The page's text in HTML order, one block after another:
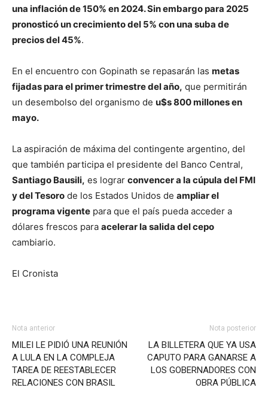
una inflación de 150% en 2024. Sin embargo para 2025
pronosticó un crecimiento del 5% con una suba de
precios del 45%.
En el encuentro con Gopinath se repasarán las metas
fijadas para el primer trimestre del año, que permitirán
un desembolso del organismo de u$s 800 millones en
mayo.
La aspiración de máxima del contingente argentino, del
que también participa el presidente del Banco Central,
Santiago Bausili, es lograr convencer a la cúpula del FMI
y del Tesoro de los Estados Unidos de ampliar el
programa vigente para que el país pueda acceder a
dólares frescos para acelerar la salida del cepo
cambiario.
El Cronista
Nota anterior
MILEI LE PIDIÓ UNA REUNIÓN
A LULA EN LA COMPLEJA
TAREA DE REESTABLECER
RELACIONES CON BRASIL
Nota posterior
LA BILLETERA QUE YA USA
CAPUTO PARA GANARSE A
LOS GOBERNADORES CON
OBRA PÚBLICA